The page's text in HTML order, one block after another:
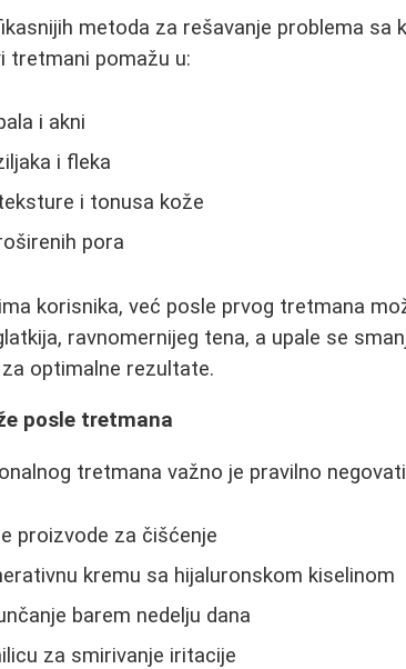
metoda za rešavanje problema sa
tretmani pomažu u:
i akni
i fleka
i tonusa kože
pora
korisnika, već posle prvog tretmana
ravnomernijeg tena, a upale se
optimalne rezultate.
posle tretmana
tretmana važno je pravilno
proizvode za čišćenje
kremu sa hijaluronskom kiselinom
barem nedelju dana
za smirivanje iritacije